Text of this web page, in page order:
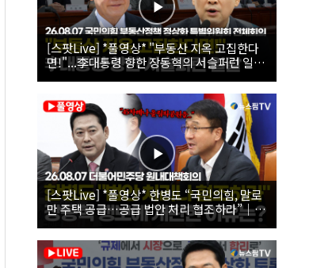
[스팟Live] *풀영상* "부동산 지옥 고집한다
면!"...李대통령 향한 장동혁의 서슬퍼런 일갈
| 26.08.07 국민의힘 부동산정책 정상화 특별
위원회 전체회의
[스팟Live] *풀영상* 한병도 “국민의힘, 말로
만 주택 공급…공급 법안 처리 협조하라”｜
26.08.07 더불어민주당 원내대책회의